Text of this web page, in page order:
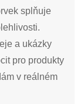
splňuje
a ukázky
pro produkty
v reálném